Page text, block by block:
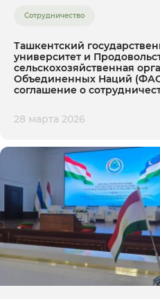
Сотрудничество
Ташкентский
университет и
сельскохозяйственная
Объединенных Наций
соглашение о
28 марта 2026